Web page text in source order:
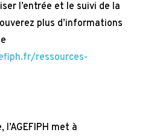
l’entrée et le suivi de la
plus d’informations
ressources-
met à